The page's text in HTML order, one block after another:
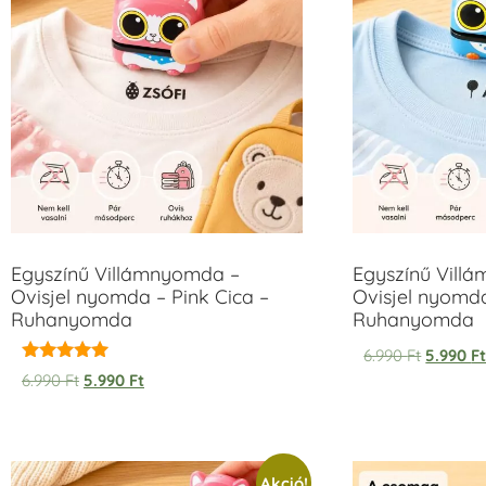
Egyszínű Villámnyomda –
Ovisjel nyomda – Pink Cica –
Ruhanyomda
Értékelés:
5.00
6.990Ft 5.990 Ft
Egyszínű
Ovisjel
Ruhanyomda
6.990Ft 5.990 Ft